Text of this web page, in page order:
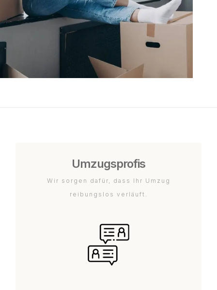
Umzugsprofis
Wir sorgen dafür, dass Ihr Umzug
reibungslos verläuft.